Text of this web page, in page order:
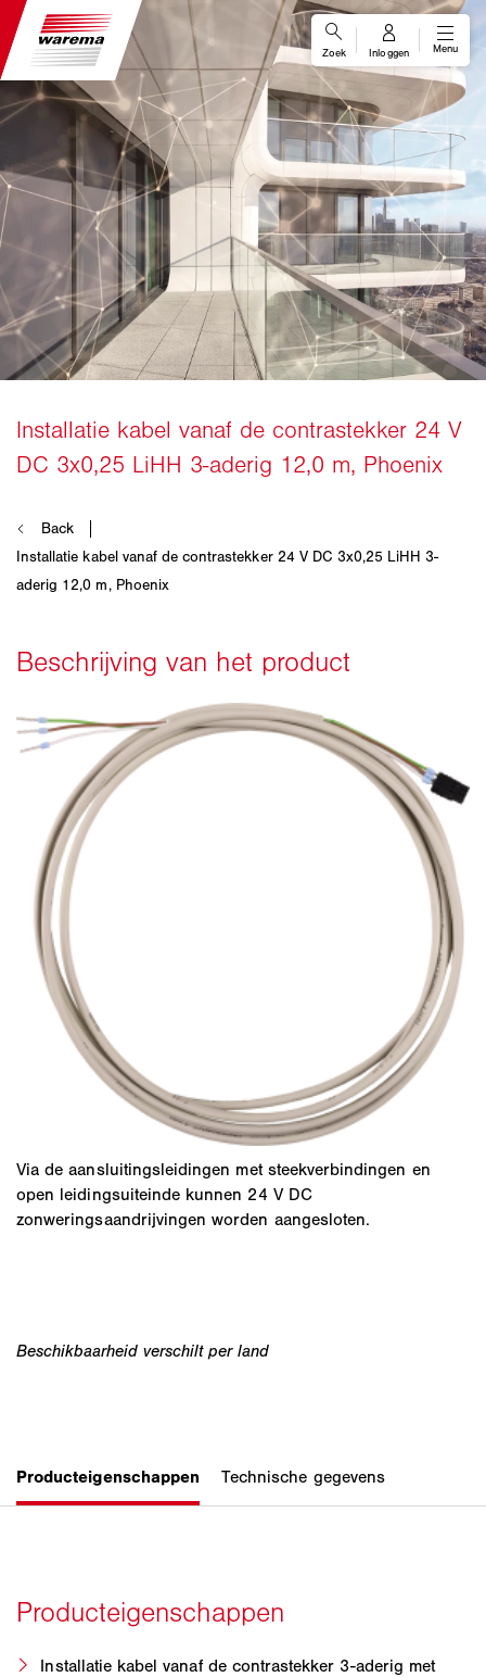
Via de aansluitingsleidingen met steekverbindingen en
open leidingsuiteinde kunnen 24 V DC
zonweringsaandrijvingen worden aangesloten.
Installatie kabel vanaf de contrastekker 3-aderig met